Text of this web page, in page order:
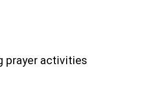
prayer activities